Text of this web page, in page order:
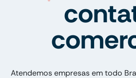
Atendemos empresas em todo